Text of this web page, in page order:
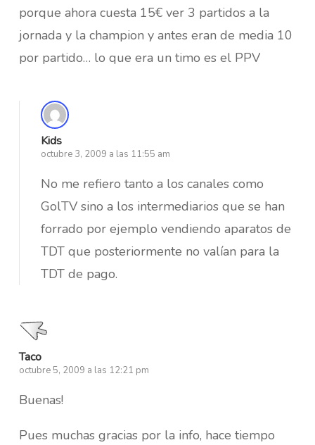
porque ahora cuesta 15€ ver 3 partidos a la
jornada y la champion y antes eran de media 10
por partido… lo que era un timo es el PPV
Kids
octubre 3, 2009 a las 11:55 am
No me refiero tanto a los canales como
GolTV sino a los intermediarios que se han
forrado por ejemplo vendiendo aparatos de
TDT que posteriormente no valían para la
TDT de pago.
Taco
octubre 5, 2009 a las 12:21 pm
Buenas!
Pues muchas gracias por la info, hace tiempo